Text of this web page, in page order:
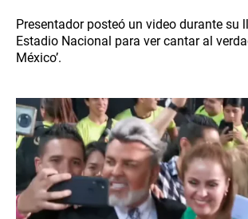
Presentador posteó un video durante su
Estadio Nacional para ver cantar al
México’.